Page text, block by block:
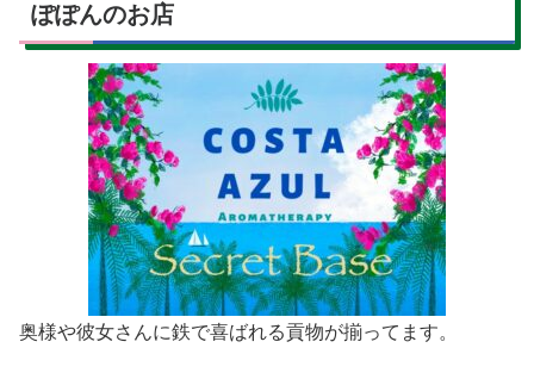
ぽぽんのお店
奥様や彼女さんに鉄で喜ばれる貢物が揃ってます。